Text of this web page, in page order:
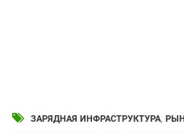
ЗАРЯДНАЯ ИНФРАСТРУКТУРА,